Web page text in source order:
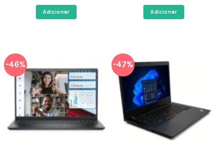
era:
1.059,52 €.
Adicionar
era:
1.100,90 €.
Adicionar
-46% -47%